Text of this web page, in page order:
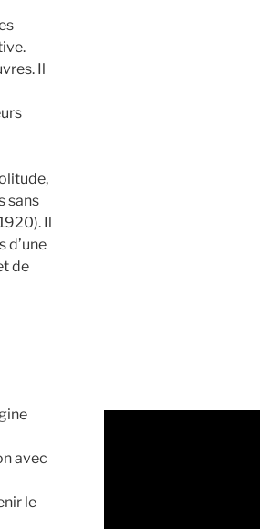
Il
sans
Il
d’une
de
avec
le